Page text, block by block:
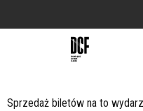
Sprzedaż biletów na to